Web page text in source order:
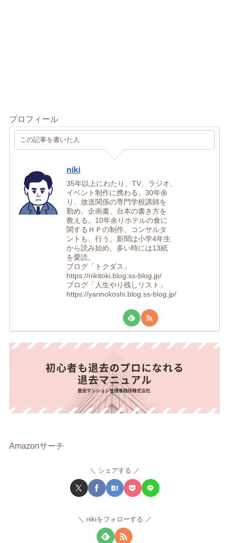
プロフィール
この記事を書いた人
niki
35年以上にわたり、TV、ラジオ、
イベント制作に携わる。30年余
り、放送関係の専門学校講師を
勤め、企画書、台本の書き方を
教える。10年余りホテルの食に
関するＨＰの制作、コンサルタ
ントも、行う。新聞は小学4年生
から読み始め、多い時には13紙
を愛読。
ブログ「トクダス」
https://nikitoki.blog.ss-blog.jp/
ブログ「人生やり残しリスト」
https://yarinokoshi.blog.ss-blog.jp/
Amazonサーチ
シェアする
nikiをフォローする